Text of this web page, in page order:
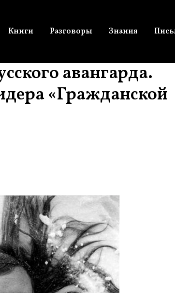
Книги Разговоры Знания
авангарда.
«Гражданской